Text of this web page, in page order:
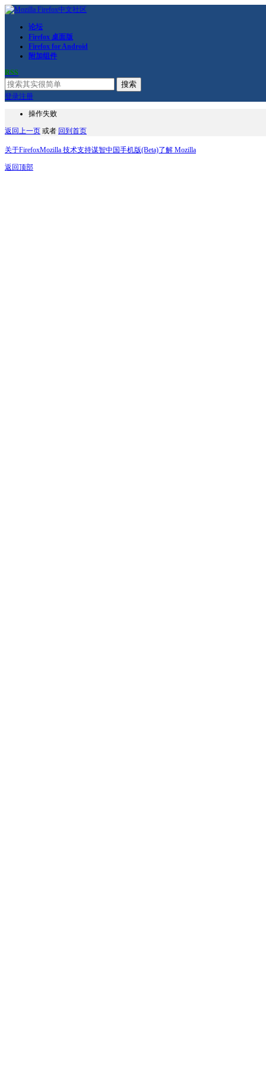
论坛
Firefox 桌面版
Firefox for Android
附加组件
RSS
搜索
登录注册
操作失败
返回上一页 或者 回到首页
关于FirefoxMozilla 技术支持谋智中国手机版(Beta)了解 Mozilla
返回顶部